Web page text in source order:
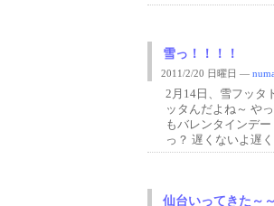
雪っ！！！！
2011/2/20 日曜日 —
2月14日、雪フッタ
ッタんだよね～ や
もバレンタインデ
っ？ 遅くないよ遅
仙台いってきた～